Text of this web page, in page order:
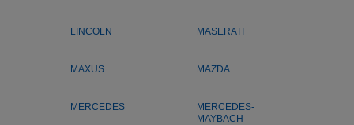
LINCOLN MASERATI
MAXUS MAZDA
MERCEDES
MERCEDES-
MAYBACH